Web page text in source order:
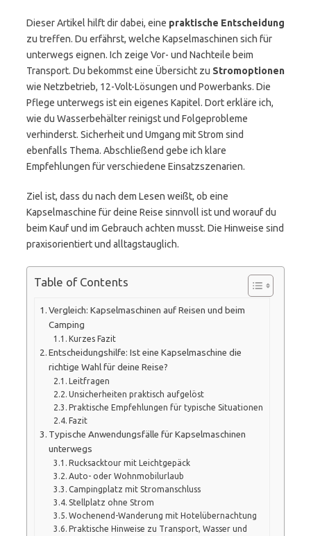
Dieser Artikel hilft dir dabei, eine praktische Entscheidung
zu treffen. Du erfährst, welche Kapselmaschinen sich für
unterwegs eignen. Ich zeige Vor- und Nachteile beim
Transport. Du bekommst eine Übersicht zu Stromoptionen
wie Netzbetrieb, 12-Volt-Lösungen und Powerbanks. Die
Pflege unterwegs ist ein eigenes Kapitel. Dort erkläre ich,
wie du Wasserbehälter reinigst und Folgeprobleme
verhinderst. Sicherheit und Umgang mit Strom sind
ebenfalls Thema. Abschließend gebe ich klare
Empfehlungen für verschiedene Einsatzszenarien.
Ziel ist, dass du nach dem Lesen weißt, ob eine
Kapselmaschine für deine Reise sinnvoll ist und worauf du
beim Kauf und im Gebrauch achten musst. Die Hinweise sind
praxisorientiert und alltagstauglich.
Table of Contents
Vergleich: Kapselmaschinen auf Reisen und beim
Camping
Kurzes Fazit
Entscheidungshilfe: Ist eine Kapselmaschine die
richtige Wahl für deine Reise?
Leitfragen
Unsicherheiten praktisch aufgelöst
Praktische Empfehlungen für typische Situationen
Fazit
Typische Anwendungsfälle für Kapselmaschinen
unterwegs
Rucksacktour mit Leichtgepäck
Auto- oder Wohnmobilurlaub
Campingplatz mit Stromanschluss
Stellplatz ohne Strom
Wochenend-Wanderung mit Hotelübernachtung
Praktische Hinweise zu Transport, Wasser und